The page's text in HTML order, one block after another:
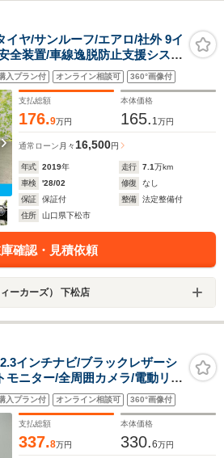
ヤ/サンルーフ/エアロ/社外 9イ
全装置/車線逸脱防止支援システ
プ LED/Bluetooth接
入プラン付 オンライン相談可 360°画像付
支払総額
176.9万円
本体価格
165. 1万円
通常ローン 月々16,500円
年式 2019年 走行 7.1万km
車検
'28/02 修復
なし
保証
保証付 整備
法定整備付
住所
山口県下松市
確認・見積依頼
ーカーズ） 下松店
インチナビ/ブラックレザーシ
モニター/全周囲カメラ/電動リア
アシート/パワーシート/トヨタ
チームメイト/フルセグTV/禁煙
入プラン付 オンライン相談可 360°画像付
支払総額
337.8万円
本体価格
330.6万円